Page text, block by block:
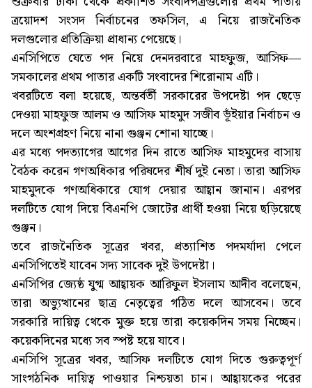
ত্রয়োদশ সংসদ নির্বাচনের তফসিল, এ নিয়ে রাজনৈতিক
দলগুলোর প্রতিক্রিয়া প্রাধান্য পেয়েছে।
এনসিপিতে যেতে পদ নিয়ে দেনদরবারে মাহফুজ, আসিফ—
সমকালের প্রথম পাতার একটি সংবাদের শিরোনাম এটি।
খবরটিতে বলা হয়েছে, অন্তর্বর্তী সরকারের উপদেষ্টা পদ ছেড়ে
দেওয়া মাহফুজ আলম ও আসিফ মাহমুদ সজীব ভূঁইয়ার নির্বাচন ও
দলে অংশগ্রহণ নিয়ে নানা গুঞ্জন শোনা যাচ্ছে।
এর মধ্যে পদত্যাগের আগের দিন রাতে আসিফ মাহমুদের বাসায়
বৈঠক করেন গণঅধিকার পরিষদের শীর্ষ দুই নেতা। তারা আসিফ
মাহমুদকে গণঅধিকারে যোগ দেয়ার আহ্বান জানান। এরপর
দলটিতে যোগ দিয়ে বিএনপি জোটের প্রার্থী হওয়া নিয়ে ছড়িয়েছে
গুঞ্জন।
তবে রাজনৈতিক সূত্রের খবর, প্রত্যাশিত পদমর্যাদা পেলে
এনসিপিতেই যাবেন সদ্য সাবেক দুই উপদেষ্টা।
এনসিপির জ্যেষ্ঠ যুগ্ম আহ্বায়ক আরিফুল ইসলাম আদীব বলেছেন,
তারা অভ্যুত্থানের ছাত্র নেতৃত্বের গঠিত দলে আসবেন। তবে
সরকারি দায়িত্ব থেকে মুক্ত হয়ে তারা কয়েকদিন সময় নিচ্ছেন।
কয়েকদিনের মধ্যে সব স্পষ্ট হয়ে যাবে।
এনসিপি সূত্রের খবর, আসিফ দলটিতে যোগ দিতে গুরুত্বপূর্ণ
সাংগঠনিক দায়িত্ব পাওয়ার নিশ্চয়তা চান। আহ্বায়কের পরের